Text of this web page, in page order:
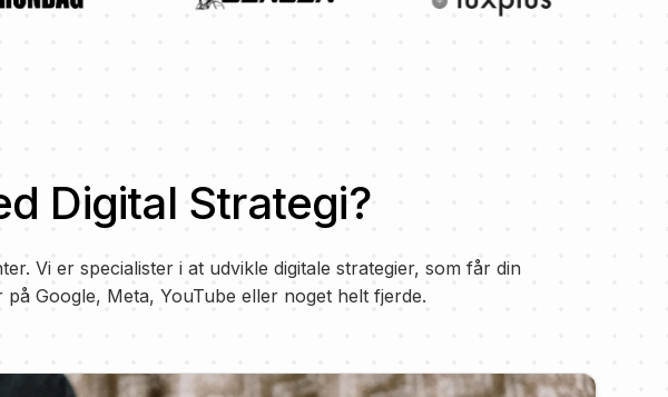
Digital Strategi?
Vi er specialister i at udvikle digitale strategier, som får din
Google, Meta, YouTube eller noget helt fjerde.